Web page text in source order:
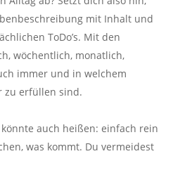
mit Inhalt und
ToDo’s. Mit den
wöchentlich, monatlich,
immer und in welchem
zu erfüllen sind.
auch heißen: einfach rein
was kommt. Du vermeidest